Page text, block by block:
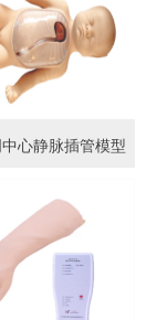
心静脉插管模型